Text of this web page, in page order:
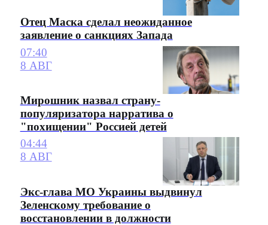
Отец Маска сделал неожиданное
заявление о санкциях Запада
07:40
8 АВГ
Мирошник назвал страну-
популяризатора нарратива о
"похищении" Россией детей
04:44
8 АВГ
Экс-глава МО Украины выдвинул
Зеленскому требование о
восстановлении в должности